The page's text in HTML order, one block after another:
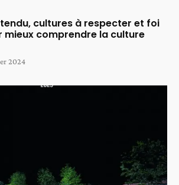
cultures à respecter et foi
mieux comprendre la culture
2024